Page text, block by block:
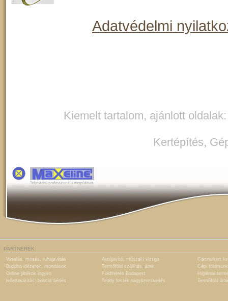
Adatvédelmi
Kiemelt tartalom, ajánlott
Kertépítés,
PARTNEREK:
Vasalás, mosás, ruhajavítás Autójavító, műszaki vizsga
Gartnerkert
Buddha idézetek, mondások
Termőföld szállítás, árak
Gépi
Online játékok ingyen
Földmérés Budapest
Higiéniai
Hóeltakarítás, bobcat bérlés
Teddy festék nagykereskedés Termőföld